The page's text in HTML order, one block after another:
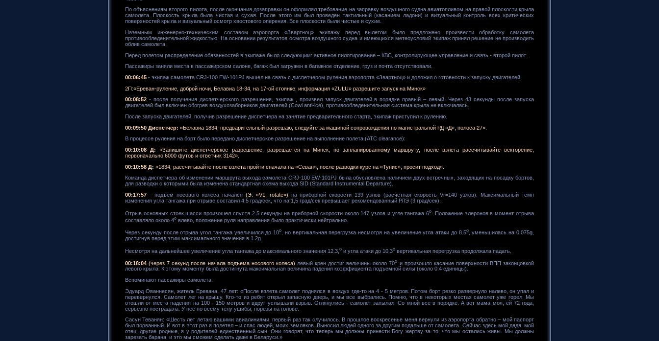
По объяснениям второго пилота, после окончания дозаправки он оформлял требование на заправку воздушного судна авиатопливом на правой плоскости крыла
самолета. Плоскость крыла была чистая и сухая. После этого им был проведен тактильный (касанием ладони) и визуальный контроль всех критических
поверхностей крыла и визуальный осмотр хвостового оперения. Все плоскости были чистые и сухие.
Наземным инженерно-техническим составом аэропорта «Звартноц» экипажу перед вылетом было предложено произвести обработку самолета
противообледенительной жидкостью. На основании результатов осмотра воздушного судна и имеющихся метеоусловий экипаж принял решение не производить
облив самолета.
Перед полетом распределение обязанностей в экипаже было следующим: активное пилотирование – КВС, контролирующее управление и связь - второй пилот.
Пассажиры заняли места в пассажирском салоне, багаж был загружен в багажное отделение, груз и почта отсутствовали.
00:06:45 - экипаж самолета CRJ-100 EW-101PJ вышел на связь с диспетчером руления аэропорта «Звартноц» и доложил о готовности к запуску двигателей:
2П:«Ереван-руление, доброй ночи, Белавиа 18-34, на 17-ой стоянке, информация «ZULU» разрешите запуск на Минск»
00:08:52 - после получения диспетчерского разрешения, экипаж , произвел запуск двигателей в порядке правый – левый. Через 43 секунды после запуска
двигателей был включен обогрев воздухозаборников двигателей (Cowl anti-ice), противообледенительная система крыла не включалась.
После запуска двигателей, получив разрешение диспетчера на занятие предварительного старта, экипаж приступил к рулению.
00:09:50 Диспетчер: «Белавиа 1834, предварительный разрешаю, следуйте за машиной сопровождения по магистральной РД «Д», полоса 27».
В процессе руления на борт было передано диспетчерское разрешение на выполнение полета (ATC clearance):
00:10:08 Д: «Запишите диспетчерское разрешение, разрешается на Минск, по запланированному маршруту, после взлета рассчитывайте векторение,
первоначально 6000 футов и ответчик 3142».
00:10:58 Д: «1834, рассчитывайте после взлета пройти сначала на «Севан», после разводки курс на «Тунис», просит подход».
Команда диспетчера об изменении маршрута выхода самолета CRJ-100 EW-101PJ была обусловлена наличием двух встречных, заходящих на посадку бортов,
для разводки с которыми была изменена стандартная схема выхода SID (Standard Instrumental Departure).
00:17:57 - подъем носового колеса начался (Э: «V1, rotate») на приборной скорости 139 узлов (расчетная скорость Vr=140 узлов). Максимальный темп
изменения угла тангажа при отрыве составил 4,5 град/сек, что на 1,5 град/сек превышает рекомендованный РЛЭ (3 град/сек).
Отрыв основных стоек шасси произошел спустя 2.5 секунды на приборной скорости около 147 узлов и угле тангажа 6о
. Положение элеронов в момент отрыва
составляло около 4о влево, положение руля направления было практически нейтрально.
Через секунду после отрыва угол тангажа увеличился до 10о , но вертикальная перегрузка несмотря на увеличение угла атаки до 8.5о, уменьшилась на 0.075g,
достигнув перед этим максимального значения в 1.2g.
Несмотря на дальнейшее увеличение угла тангажа до максимального значения 12.3, o и угла атаки до 10.3o вертикальная перегрузка продолжала падать.
00:18:04 (через 7 секунд после начала подъема носового колеса) левый крен достиг величины около 70o и произошло касание поверхности ВПП законцовкой
левого крыла. К этому моменту была достигнута максимальная величина падения коэффициента подъемной силы (около 0.4 единицы).
Вспоминают пассажиры самолета.
Эдуард Ованнесян, житель Еревана, 47 лет: «После взлета самолет поднялся в воздух где-то на 4 - 5 метров. Потом борт резко развернуло налево, он упал и
перевернулся. Самолет лег на крышу. Кто-то из ребят открыл запасную дверь, и мы все выбрались. Помню, что в некоторых местах самолет уже горел. Мы
отошли от места падения на 100 - 150 метров и вдруг услышали взрыв. Оглянулись - самолет запылал. Со мной все в порядке. А вот мама моя, ей 72 года,
серьезно пострадала. У нее по всему телу ушибы, порезы на голове.
Сасун Теванян: «Шесть лет летаю вашими авиалиниями, первый раз так случилось. В прошлое воскресенье меня вернули из аэропорта обратно – мой паспорт
был порванный. И вот в этот раз я полетел – и спас людей, моих земляков. Выносил людей одного за другим подальше от самолета. Сейчас здесь мой дядя, мой
отец, другие родные, я у родителей единственный сын. Они говорят, что теперь мы должны принести Богу жертву за то, что мы остались живы. Мы должны
зарезать барана, и это мы сможем сделать даже в Беларуси.»